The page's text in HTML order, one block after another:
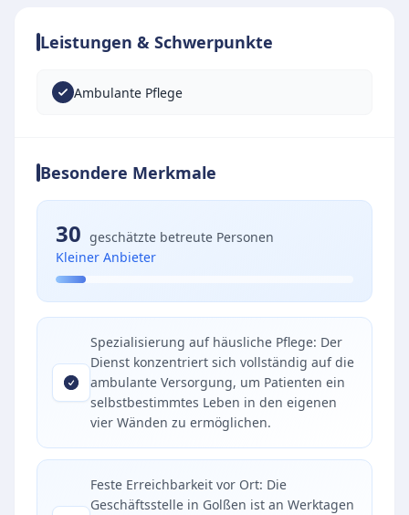
Leistungen & Schwerpunkte
Ambulante Pflege
Besondere Merkmale
30 geschätzte betreute Personen
Kleiner Anbieter
Spezialisierung auf häusliche Pflege: Der
Dienst konzentriert sich vollständig auf die
ambulante Versorgung, um Patienten ein
selbstbestimmtes Leben in den eigenen
vier Wänden zu ermöglichen.
Feste Erreichbarkeit vor Ort: Die
Geschäftsstelle in Golßen ist an Werktagen